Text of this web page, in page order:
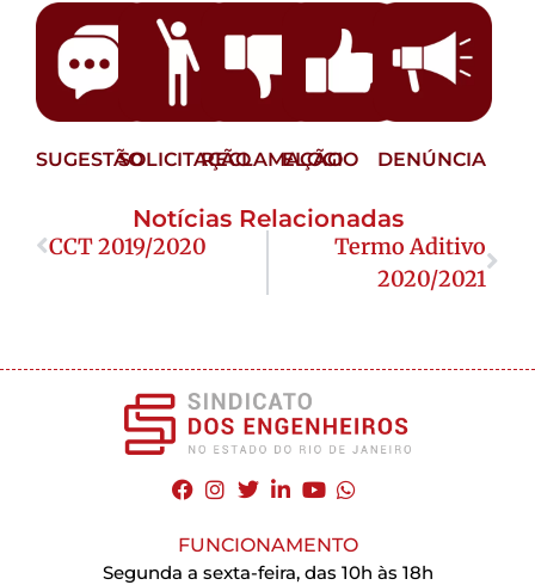
SUGESTÃOSOLICITAÇÃORECLAMAÇÃO
ELOGIO DENÚNCIA
Notícias Relacionadas
CCT 2019/2020
Termo Aditivo
2020/2021
FUNCIONAMENTO
Segunda a sexta-feira, das 10h às 18h